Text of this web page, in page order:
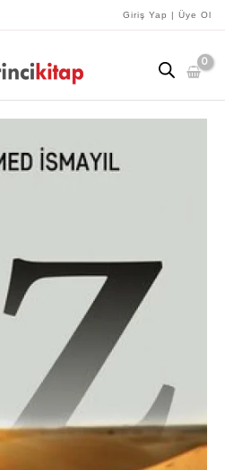
Giriş Yap | Üye Ol